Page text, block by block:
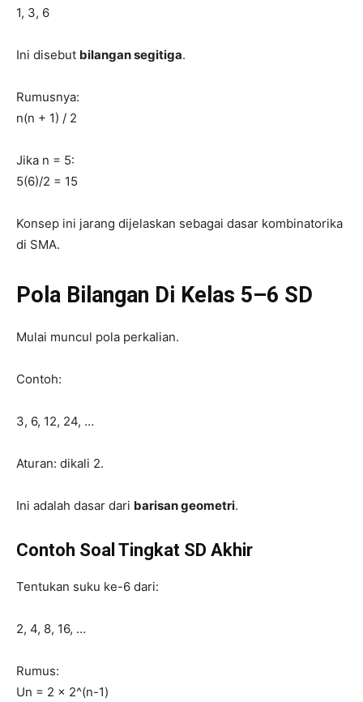
1, 3, 6
Ini disebut bilangan segitiga.
Rumusnya:
n(n + 1) / 2
Jika n = 5:
5(6)/2 = 15
Konsep ini jarang dijelaskan sebagai dasar kombinatorika
di SMA.
Pola Bilangan Di Kelas 5–6 SD
Mulai muncul pola perkalian.
Contoh:
3, 6, 12, 24, …
Aturan: dikali 2.
Ini adalah dasar dari barisan geometri.
Contoh Soal Tingkat SD Akhir
Tentukan suku ke-6 dari:
2, 4, 8, 16, …
Rumus:
Un = 2 × 2^(n-1)